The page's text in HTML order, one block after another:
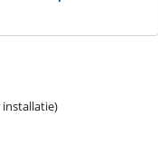
installatie)